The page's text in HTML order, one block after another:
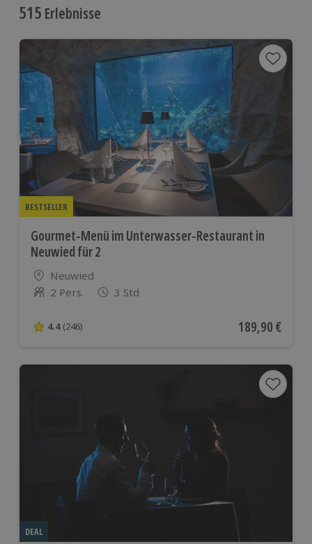
515 Erlebnisse
BESTSELLER
Gourmet-Menü im Unterwasser-Restaurant in
Neuwied für 2
Standort
Neuwied
Anzahl der Teilnehmer
2 Pers. 3 Std
4.4 von 5 Sternen basierend auf 246 Bewertungen
4.4 (246) Aktueller Preis
189,90 €
DEAL